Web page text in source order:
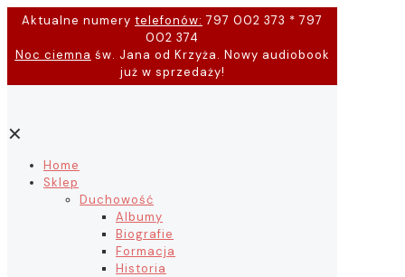
Aktualne numery telefonów: 797 002 373 * 797
002 374
Noc ciemna św. Jana od Krzyża. Nowy audiobook
już w sprzedaży!
✕
Home
Sklep
Duchowość
Albumy
Biografie
Formacja
Historia